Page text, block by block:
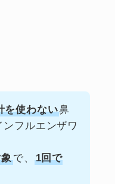
を使わない鼻
フルエンザワ
で、
1回で